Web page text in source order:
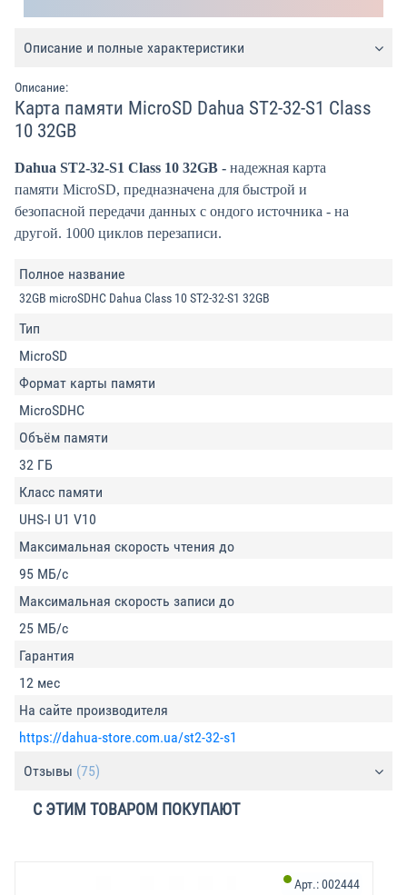
Описание и полные характеристики
Описание:
Карта памяти MicroSD Dahua ST2-32-S1 Class
10 32GB
Dahua ST2-32-S1 Class 10 32GB - надежная карта
памяти MicroSD, предназначена для быстрой и
безопасной передачи данных с ондого источника - на
другой. 1000 циклов перезаписи.
Полное название
32GB microSDHC Dahua Class 10 ST2-32-S1 32GB
Тип
MicroSD
Формат карты памяти
MicroSDHC
Объём памяти
32 ГБ
Класс памяти
UHS-I U1 V10
Максимальная скорость чтения до
95 МБ/с
Максимальная скорость записи до
25 МБ/с
Гарантия
12 мес
На сайте производителя
https://dahua-store.com.ua/st2-32-s1
Отзывы (75)
С ЭТИМ ТОВАРОМ ПОКУПАЮТ
Арт.:002444